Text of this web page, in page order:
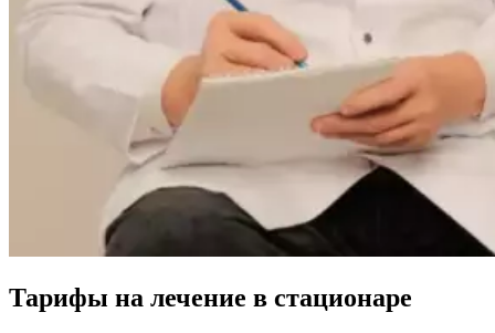
Тарифы на лечение в стационаре